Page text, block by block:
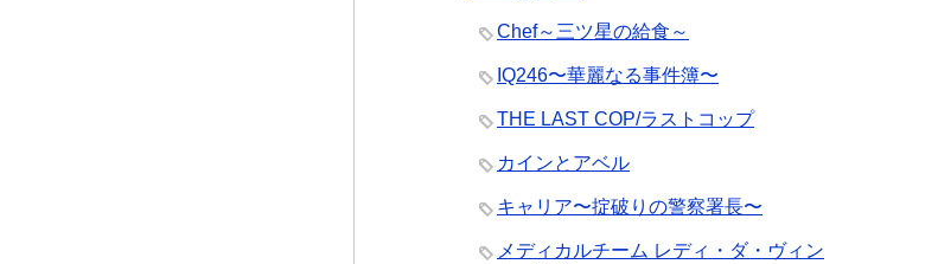
Chef～三ツ星の給食～
IQ246〜華麗なる事件簿〜
THE LAST COP/ラストコップ
カインとアベル
キャリア〜掟破りの警察署長〜
メディカルチーム レディ・ダ・ヴィン